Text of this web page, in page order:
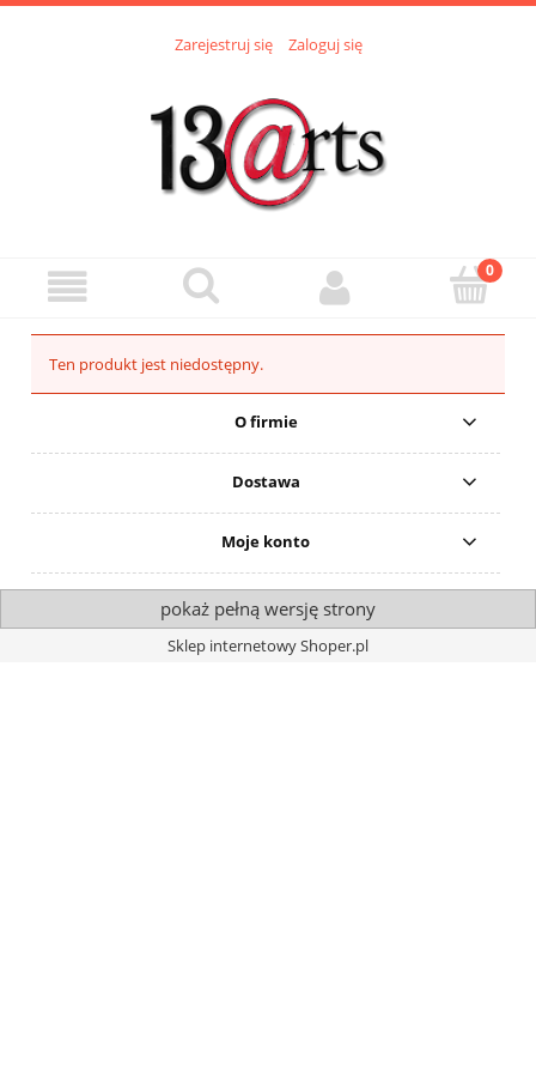
Zarejestruj się Zaloguj się
Ten produkt jest niedostępny.
O firmie
Dostawa
Moje konto
pokaż pełną wersję strony
Sklep internetowy Shoper.pl